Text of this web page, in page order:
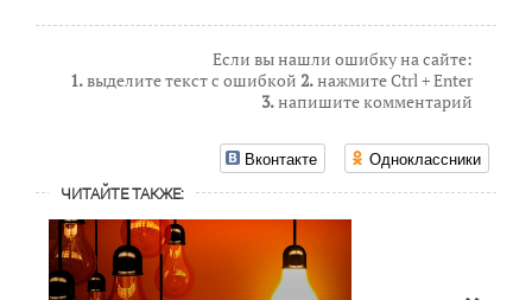
Если вы нашли ошибку на сайте:
1.выделите текст с ошибкой 2.нажмите Ctrl + Enter
3.напишите комментарий
Вконтакте Одноклассники
ЧИТАЙТЕ ТАКЖЕ: